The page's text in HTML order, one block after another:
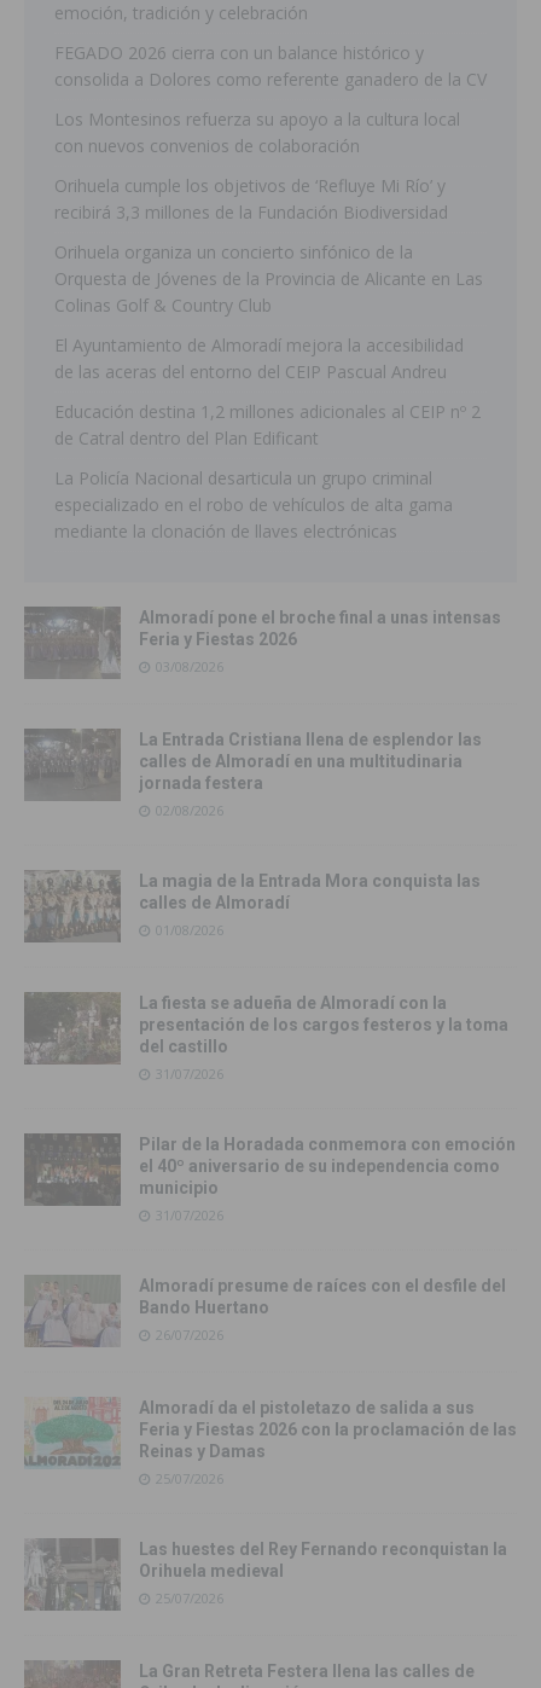
emoción, tradición y celebración
FEGADO 2026 cierra con un balance histórico y
consolida a Dolores como referente ganadero de la CV
Los Montesinos refuerza su apoyo a la cultura local
con nuevos convenios de colaboración
Orihuela cumple los objetivos de ‘Refluye Mi Río’ y
recibirá 3,3 millones de la Fundación Biodiversidad
Orihuela organiza un concierto sinfónico de la
Orquesta de Jóvenes de la Provincia de Alicante en Las
Colinas Golf & Country Club
El Ayuntamiento de Almoradí mejora la accesibilidad
de las aceras del entorno del CEIP Pascual Andreu
Educación destina 1,2 millones adicionales al CEIP nº 2
de Catral dentro del Plan Edificant
La Policía Nacional desarticula un grupo criminal
especializado en el robo de vehículos de alta gama
mediante la clonación de llaves electrónicas
Almoradí pone el broche final a unas intensas
Feria y Fiestas 2026
03/08/2026
La Entrada Cristiana llena de esplendor las
calles de Almoradí en una multitudinaria
jornada festera
02/08/2026
La magia de la Entrada Mora conquista las
calles de Almoradí
01/08/2026
La fiesta se adueña de Almoradí con la
presentación de los cargos festeros y la toma
del castillo
31/07/2026
Pilar de la Horadada conmemora con emoción
el 40º aniversario de su independencia como
municipio
31/07/2026
Almoradí presume de raíces con el desfile del
Bando Huertano
26/07/2026
Almoradí da el pistoletazo de salida a sus
Feria y Fiestas 2026 con la proclamación de las
Reinas y Damas
25/07/2026
Las huestes del Rey Fernando reconquistan la
Orihuela medieval
25/07/2026
La Gran Retreta Festera llena las calles de